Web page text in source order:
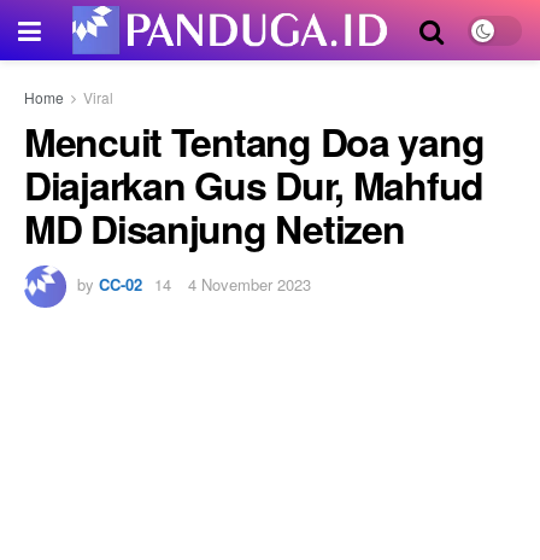
Home Viral
Mencuit Tentang Doa yang
Diajarkan Gus Dur, Mahfud
MD Disanjung Netizen
by CC-02 4 November 2023